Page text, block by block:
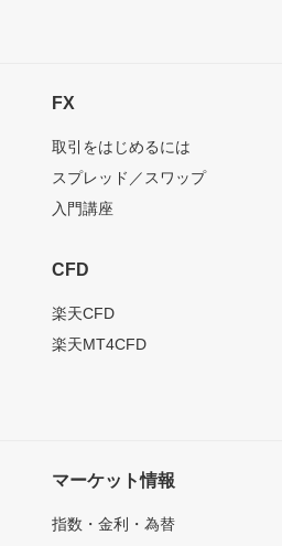
FX
取引をはじめるには
スプレッド／スワップ
入門講座
CFD
楽天CFD
楽天MT4CFD
マーケット情報
指数・金利・為替